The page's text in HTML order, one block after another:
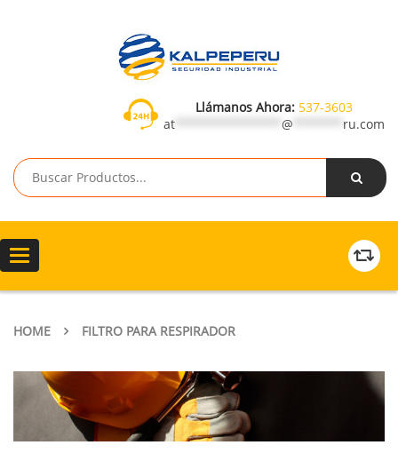
Llámanos Ahora: 537-3603
at
@ ru.com
Toggle
navigation
HOME FILTRO PARA RESPIRADOR